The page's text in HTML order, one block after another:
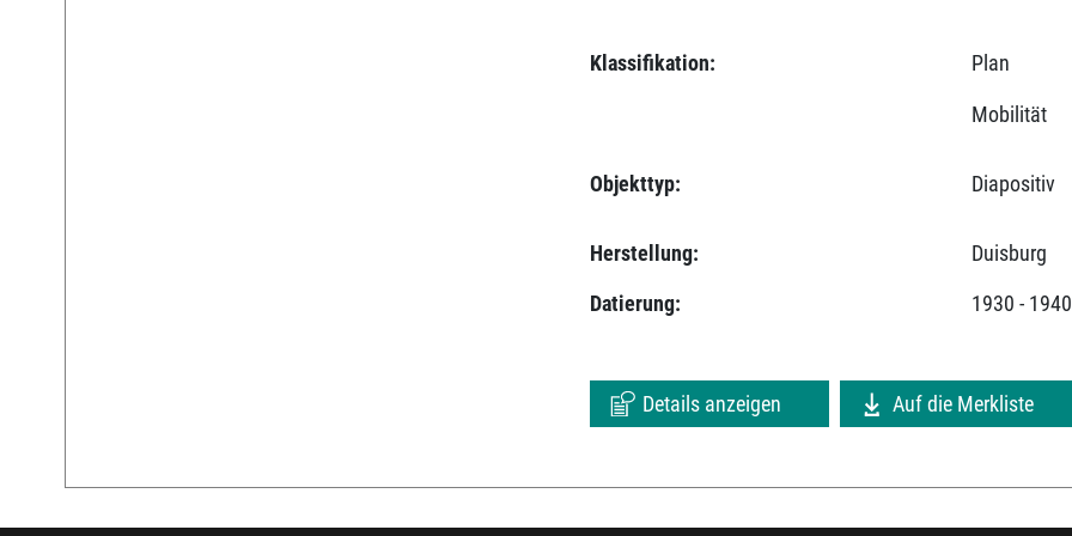
Klassifikation: Plan
Mobilität
Objekttyp: Diapositiv
Herstellung:
Duisburg
Datierung:
1930 - 1940
Details anzeigen Auf die Merkliste